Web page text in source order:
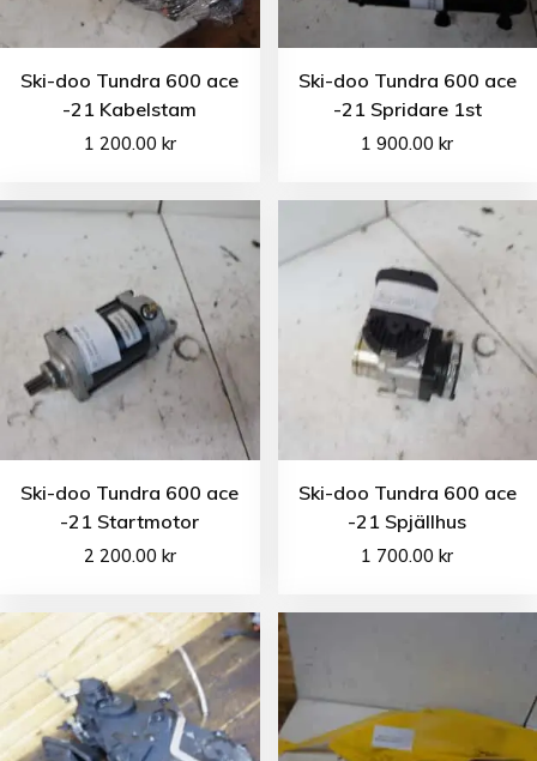
Ski-doo Tundra 600 ace
-21 Kabelstam
1 200.00 kr
Ski-doo Tundra 600 ace
-21 Spridare 1st
1 900.00kr
Ski-doo Tundra 600 ace
-21 Startmotor
2 200.00 kr
Ski-doo Tundra 600 ace
-21 Spjällhus
1 700.00kr